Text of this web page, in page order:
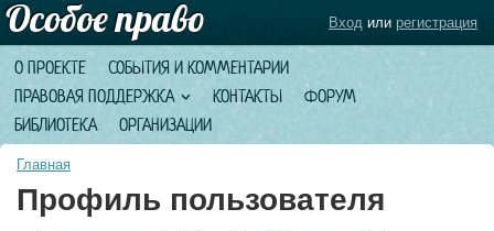
О ПРОЕКТЕ
СОБЫТИЯ И КОММЕНТАРИИ
ПРАВОВАЯ ПОДДЕРЖКА
КОНТАКТЫ
ФОРУМ
БИБЛИОТЕКА
ОРГАНИЗАЦИИ
Вход или регистрация
Главная
Профиль пользователя